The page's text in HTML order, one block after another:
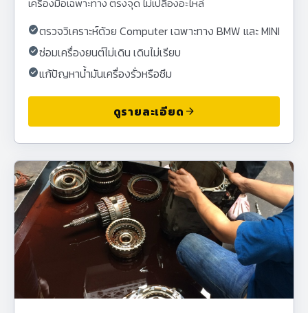
เครื่องมือเฉพาะทาง ตรงจุด ไม่เปลืองอะไหล่
check_circleตรวจวิเคราะห์ด้วย Computer เฉพาะทาง BMW และ MINI
check_circleซ่อมเครื่องยนต์ไม่เดิน เดินไม่เรียบ
check_circleแก้ปัญหาน้ำมันเครื่องรั่วหรือซึม
ดูรายละเอียด arrow_forward